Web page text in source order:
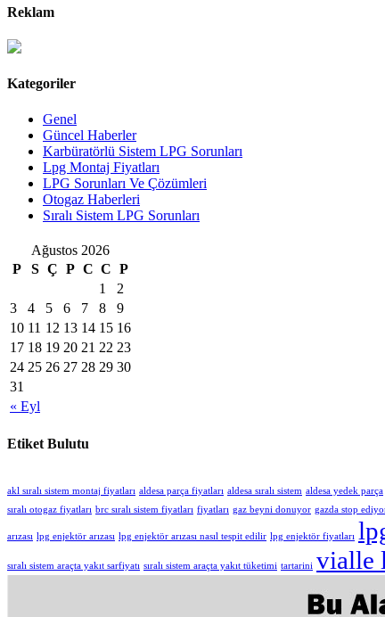
Reklam
Kategoriler
Genel
Güncel Haberler
Karbüratörlü Sistem LPG Sorunları
Lpg Montaj Fiyatları
LPG Sorunları Ve Çözümleri
Otogaz Haberleri
Sıralı Sistem LPG Sorunları
Ağustos 2026
P
S Ç P C C P
« Eyl
1
2
3
4 5 6 7 8
9
10 11 12 13 14 15 16
17 18 19 20 21 22 23
24 25 26 27 28 29 30
31
Etiket Bulutu
akl sıralı sistem montaj fiyatları aldesa parça fiyatları aldesa sıralı sistem aldesa yedek parça
sıralı otogaz fiyatları brc sıralı sistem fiyatları fiyatları gaz beyni donuyor gazda stop
arızası lpg enjektör arızası lpg enjektör arızası nasıl tespit edilir lpg enjektör fiyatları
sıralı sistem araçta yakıt sarfiyatı sıralı sistem araçta yakıt tüketimi tartarini vialle